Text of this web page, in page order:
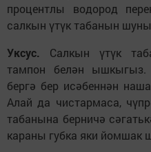
процентлы водород
салкын үтүк табанын
Уксус. Салкын үтүк
тампон белән ышкыгыз.
бергә бер исәбеннән
Алай да чистармаса,
табанына берничә
караны губка яки йомшак